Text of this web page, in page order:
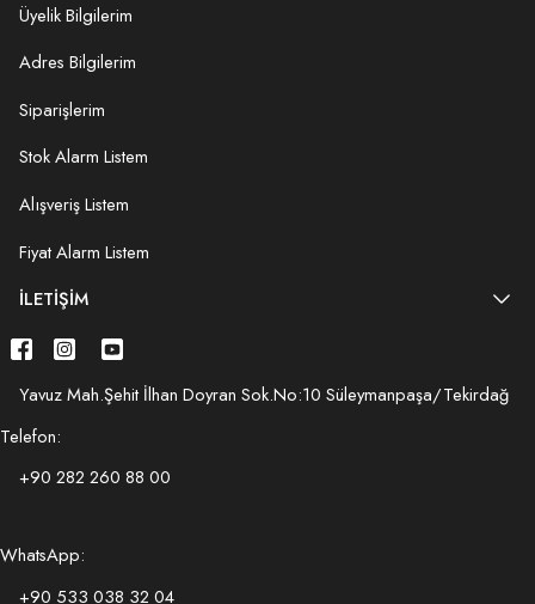
Üyelik Bilgilerim
Adres Bilgilerim
Siparişlerim
Stok Alarm Listem
Alışveriş Listem
Fiyat Alarm Listem
İLETIŞIM
Yavuz Mah.Şehit İlhan Doyran Sok.No:10 Süleymanpaşa/Tekirdağ
Telefon:
+90 282 260 88 00
WhatsApp:
+90 533 038 32 04